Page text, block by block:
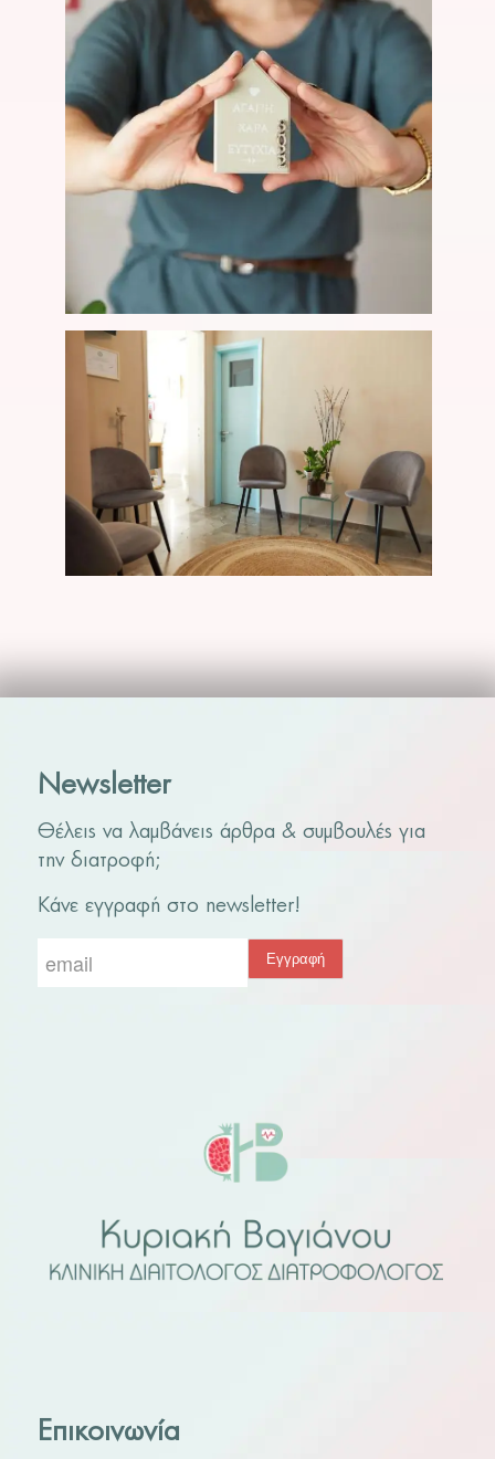
Newsletter
Θέλεις να λαμβάνεις άρθρα & συμβουλές για
την διατροφή;
Κάνε εγγραφή στο newsletter!
Επικοινωνία